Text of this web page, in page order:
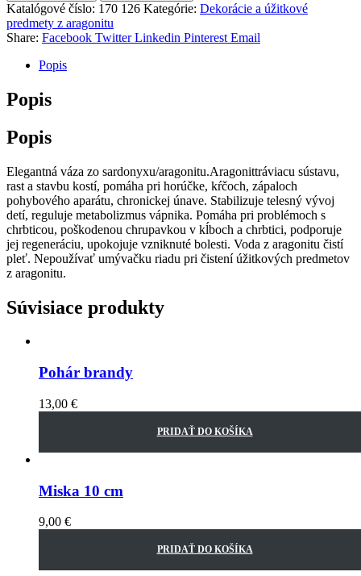
Katalógové číslo: 170 126 Kategórie: Dekorácie a úžitkové
predmety z aragonitu
Share: Facebook Twitter Linkedin Pinterest Email
Popis
Popis
Popis
Elegantná váza zo sardonyxu/aragonitu.Aragonittráviacu sústavu,
rast a stavbu kostí, pomáha pri horúčke, kŕčoch, zápaloch
pohybového aparátu, chronickej únave. Stabilizuje telesný vývoj
detí, reguluje metabolizmus vápnika. Pomáha pri problémoch s
chrbticou, poškodenou chrupavkou v kĺboch a chrbtici, podporuje
jej regeneráciu, upokojuje vzniknuté bolesti. Voda z aragonitu čistí
pleť. Nepoužívať umývačku riadu pri čistení úžitkových predmetov
z aragonitu.
Súvisiace produkty
Pohár brandy
13,00 €
PRIDAŤ DO KOŠÍKA
Miska 10 cm
9,00 €
PRIDAŤ DO KOŠÍKA